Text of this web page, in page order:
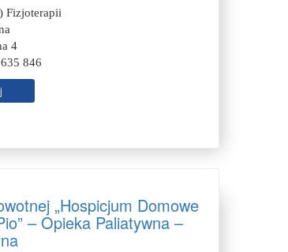
Fizjoterapii
4
846
„Hospicjum Domowe
– Opieka Paliatywna –